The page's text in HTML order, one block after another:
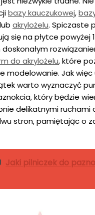
bazy kauczukowej,
lub akrylożelu. Spiczaste
się na płytce powyżej
do akrylożelu, które
modelowanie. Jak więc
warto wyznaczyć
który będzie
delikatnymi ruchami
stron, pamiętając o
Jaki pilniczek do